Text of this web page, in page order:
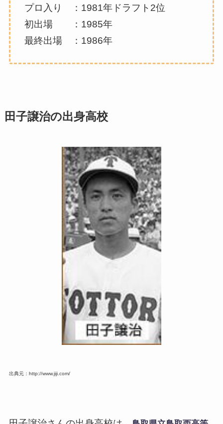
プロ入り ：1981年ドラフト2位
初出場 ：1985年
最終出場 ：1986年
田子譲治の出身高校
出典元：http://www.jiji.com/